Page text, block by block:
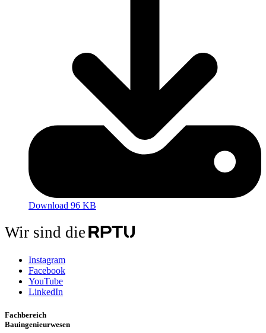
Download 96 KB
Wir sind die
Instagram
Facebook
YouTube
LinkedIn
Fachbereich
Bauingenieurwesen